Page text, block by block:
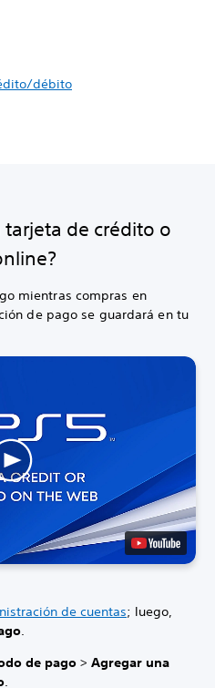
débito
de crédito o
mientras compras en
de pago se guardará en tu
de cuentas; luego,
.
de pago > Agregar una
.